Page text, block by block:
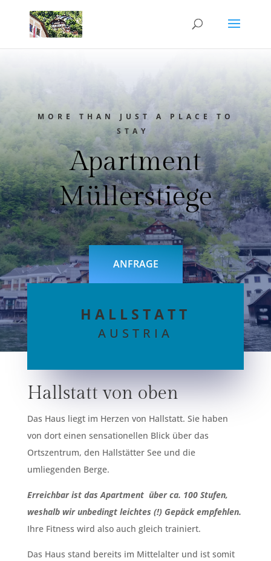
MORE THAN JUST A PLACE TO
STAY
Apartment
Müllerstiege
ANFRAGE
HALLSTATT
AUSTRIA
Hallstatt von oben
Das Haus liegt im Herzen von Hallstatt. Sie haben
von dort einen sensationellen Blick über das
Ortszentrum, den Hallstätter See und die
umliegenden Berge.
Erreichbar ist das Apartment über ca. 100 Stufen,
weshalb wir unbedingt leichtes (!) Gepäck empfehlen.
Ihre Fitness wird also auch gleich trainiert.
Das Haus stand bereits im Mittelalter und ist somit